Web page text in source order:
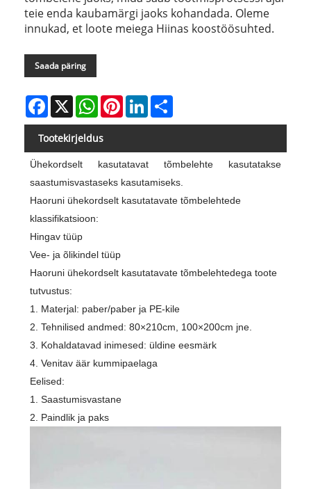
teie enda kaubamärgi jaoks kohandada. Oleme
innukad, et loote meiega Hiinas koostöösuhted.
Saada päring
Facebook
X WhatsAppPinterestLinkedIn
Tootekirjeldus
Ühekordselt kasutatavat tõmbelehte kasutatakse
saastumisvastaseks kasutamiseks.
Haoruni ühekordselt kasutatavate tõmbelehtede
klassifikatsioon:
Hingav tüüp
Vee- ja õlikindel tüüp
Haoruni ühekordselt kasutatavate tõmbelehtedega toote
tutvustus:
1. Materjal: paber/paber ja PE-kile
2. Tehnilised andmed: 80×210cm, 100×200cm jne.
3. Kohaldatavad inimesed: üldine eesmärk
4. Venitav äär kummipaelaga
Eelised:
1. Saastumisvastane
2. Paindlik ja paks